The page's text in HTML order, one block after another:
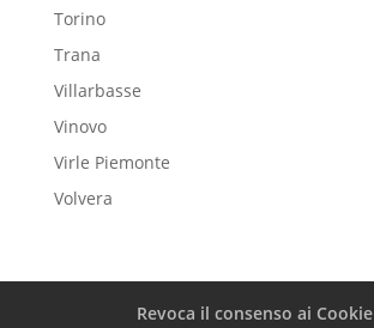
Torino
Trana
Villarbasse
Vinovo
Virle Piemonte
Volvera
Revoca il consenso ai Cookie